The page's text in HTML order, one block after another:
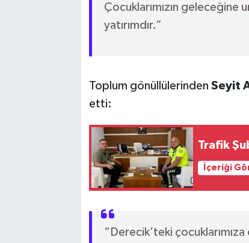
Çocuklarımızın geleceğine
yatırımdır.”
Toplum gönüllülerinden Seyit
etti:
Trafik
İçeriği
“Derecik’teki